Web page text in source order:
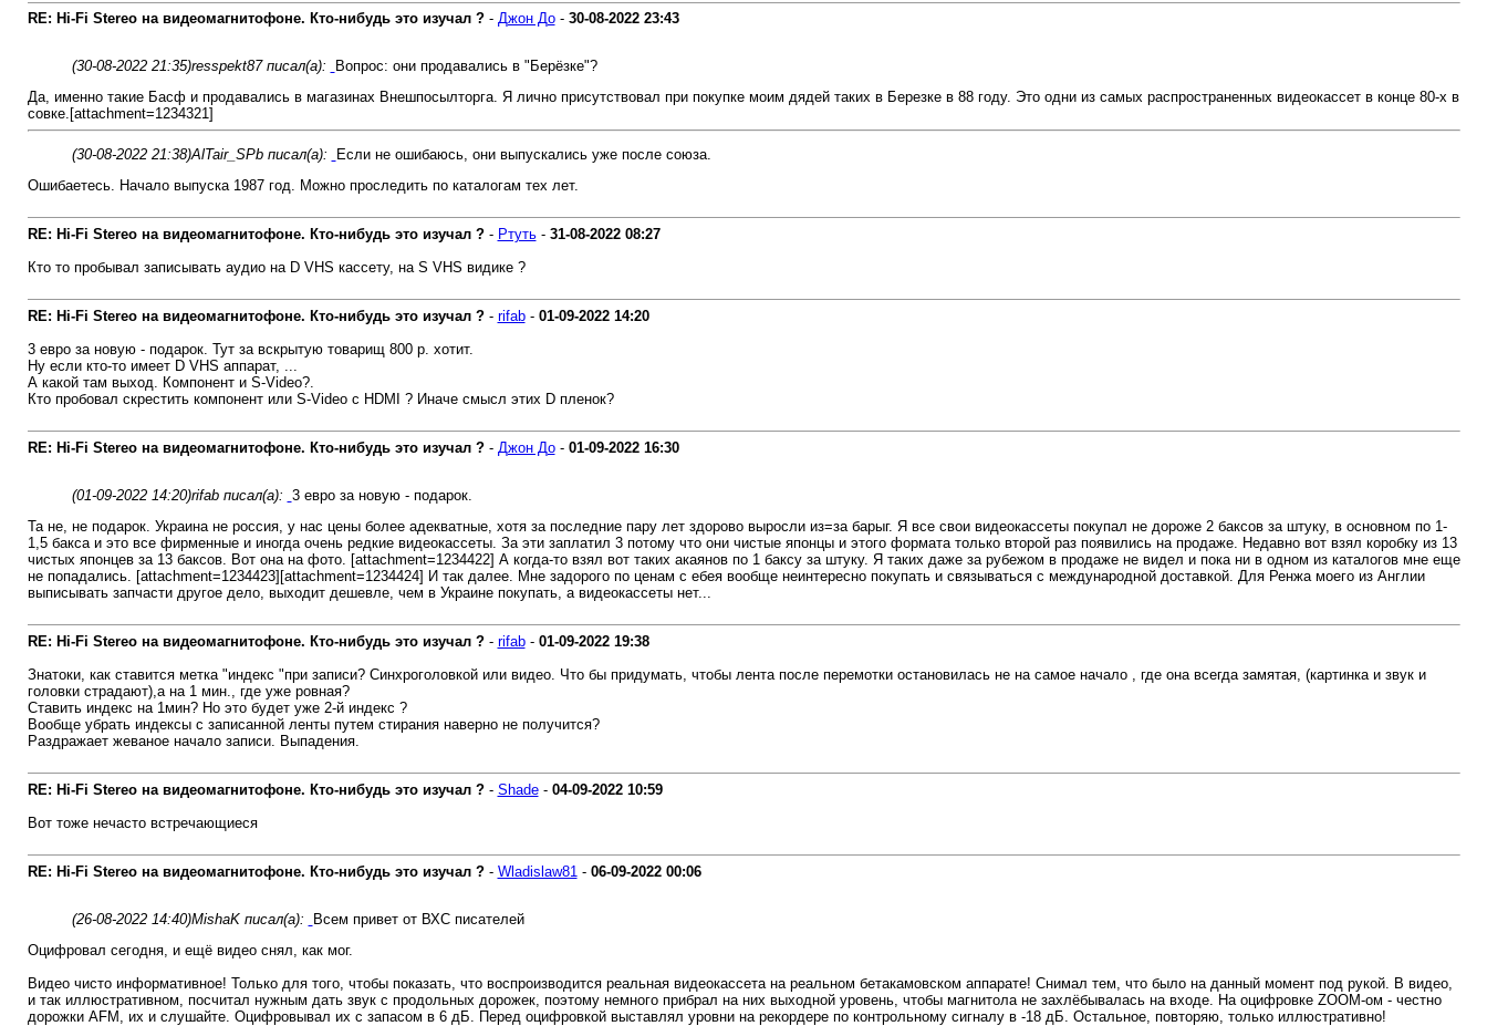
RE: Hi-Fi Stereo на видеомагнитофоне. Кто-нибудь это изучал ?- Джон До- 30-08-2022 23:43
(30-08-2022 21:35)resspekt87 писал(а):
Вопрос: они продавались в "Берёзке"?
Да, именно такие Басф и продавались в магазинах Внешпосылторга. Я лично присутствовал при покупке моим дядей таких в Березке в 88 году. Это одни из самых распространенных видеокассет в конце 80-х в
совке.[attachment=1234321]
(30-08-2022 21:38)AlTair_SPb писал(а):
Если не ошибаюсь, они выпускались уже после союза.
Ошибаетесь. Начало выпуска 1987 год. Можно проследить по каталогам тех лет.
RE: Hi-Fi Stereo на видеомагнитофоне. Кто-нибудь это изучал ?- Ртуть- 31-08-2022 08:27
Кто то пробывал записывать аудио на D VHS кассету, на S VHS видике ?
RE: Hi-Fi Stereo на видеомагнитофоне. Кто-нибудь это изучал ?- rifab- 01-09-2022 14:20
3 евро за новую - подарок. Тут за вскрытую товарищ 800 р. хотит.
Ну если кто-то имеет D VHS аппарат, ...
А какой там выход. Компонент и S-Video?.
Кто пробовал скрестить компонент или S-Video c HDMI ? Иначе смысл этих D пленок?
RE: Hi-Fi Stereo на видеомагнитофоне. Кто-нибудь это изучал ?- Джон До- 01-09-2022 16:30
(01-09-2022 14:20)rifab писал(а): 3 евро за новую - подарок.
Та не, не подарок. Украина не россия, у нас цены более адекватные, хотя за последние пару лет здорово выросли из=за барыг. Я все свои видеокассеты покупал не дороже 2 баксов за штуку, в основном по 1-
1,5 бакса и это все фирменные и иногда очень редкие видеокассеты. За эти заплатил 3 потому что они чистые японцы и этого формата только второй раз появились на продаже. Недавно вот взял коробку из 13
чистых японцев за 13 баксов. Вот она на фото. [attachment=1234422] А когда-то взял вот таких акаянов по 1 баксу за штуку. Я таких даже за рубежом в продаже не видел и пока ни в одном из каталогов мне еще
не попадались. [attachment=1234423][attachment=1234424] И так далее. Мне задорого по ценам с ебея вообще неинтересно покупать и связываться с международной доставкой. Для Ренжа моего из Англии
выписывать запчасти другое дело, выходит дешевле, чем в Украине покупать, а видеокассеты нет...
RE: Hi-Fi Stereo на видеомагнитофоне. Кто-нибудь это изучал ?- rifab- 01-09-2022 19:38
Знатоки, как ставится метка "индекс "при записи? Синхроголовкой или видео. Что бы придумать, чтобы лента после перемотки остановилась не на самое начало , где она всегда замятая, (картинка и звук и
головки страдают),а на 1 мин., где уже ровная?
Ставить индекс на 1мин? Но это будет уже 2-й индекс ?
Вообще убрать индексы с записанной ленты путем стирания наверно не получится?
Раздражает жеваное начало записи. Выпадения.
RE: Hi-Fi Stereo на видеомагнитофоне. Кто-нибудь это изучал ?- Shade- 04-09-2022 10:59
Вот тоже нечасто встречающиеся
RE: Hi-Fi Stereo на видеомагнитофоне. Кто-нибудь это изучал ?- Wladislaw81 - 06-09-2022 00:06
(26-08-2022 14:40)MishaK писал(а):
Всем привет от ВХС писателей
Оцифровал сегодня, и ещё видео снял, как мог.
Видео чисто информативное! Только для того, чтобы показать, что воспроизводится реальная видеокассета на реальном бетакамовском аппарате! Снимал тем, что было на данный момент под рукой. В видео,
и так иллюстративном, посчитал нужным дать звук с продольных дорожек, поэтому немного прибрал на них выходной уровень, чтобы магнитола не захлёбывалась на входе. На оцифровке ZOOM-ом - честно
дорожки AFM, их и слушайте. Оцифровывал их с запасом в 6 дБ. Перед оцифровкой выставлял уровни на рекордере по контрольному сигналу в -18 дБ. Остальное, повторяю, только иллюстративно!